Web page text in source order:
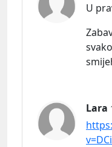
U
Lara